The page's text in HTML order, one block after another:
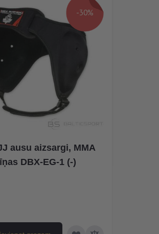
-30%
ausu aizsargi, MMA
DBX-EG-1 (-)